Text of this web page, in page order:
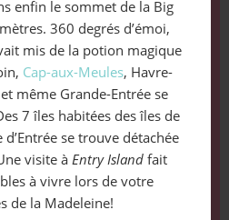
enfin le sommet de la Big
360 degrés d’émoi,
mis de la potion magique
Cap-aux-Meules, Havre-
même Grande-Entrée se
7 îles habitées des îles de
se trouve détachée
visite à Entry Islandfait
à vivre lors de votre
de la Madeleine!